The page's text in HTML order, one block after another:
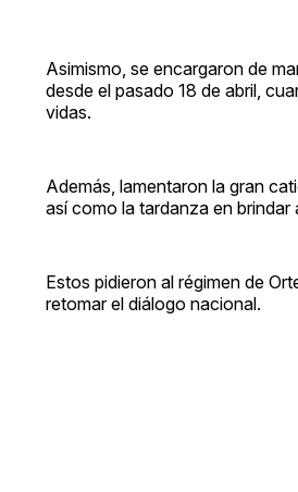
Asimismo, se encargaron de
desde el pasado 18 de abril,
vidas.
Además, lamentaron la gran
así como la tardanza en brindar
Estos pidieron al régimen de
retomar el diálogo nacional.